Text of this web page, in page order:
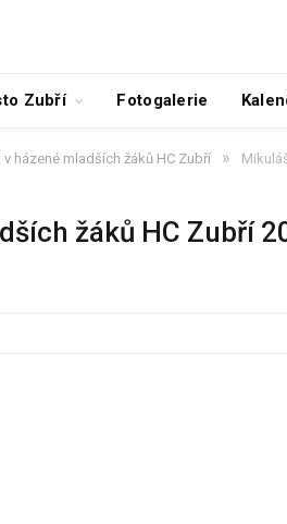
Zubří Fotogalerie
házené mladších žáků HC Zubří »
žáků HC Zubří